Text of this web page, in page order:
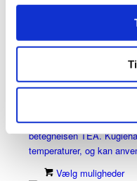
Mercury TEA
Mercury kuglehanen med
er en kraftig kuglehane i
tin/nikkel
betegnelsen TEA.
temperaturer, og kan
Vælg muligheder